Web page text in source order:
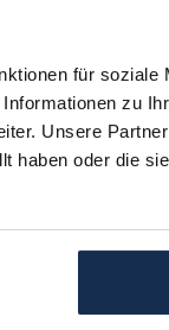
für soziale
zu
Unsere
haben oder die
AEROWHITE
– Aerowhite
leichten,